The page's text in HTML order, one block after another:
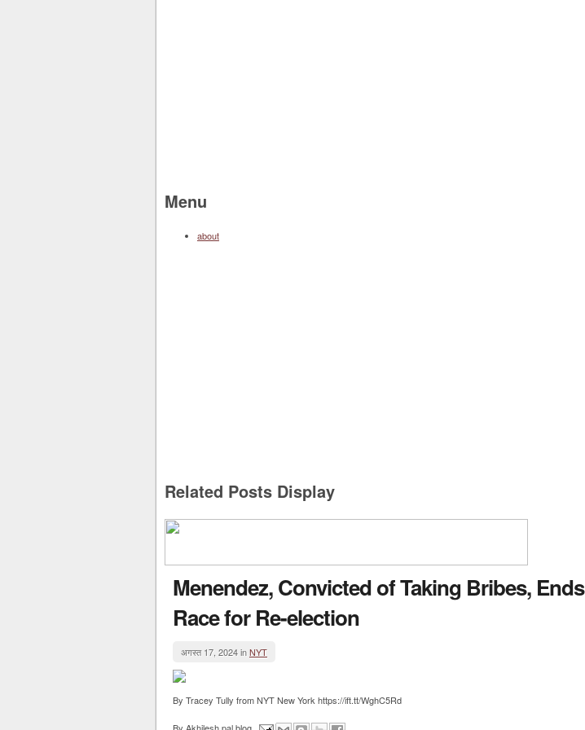
Menu
about
Related Posts Display
Menendez, Convicted of Taking Bribes, Ends
Race for Re-election
अगस्त 17, 2024 inNYT
By Tracey Tully from NYT New York https://ift.tt/WghC5Rd